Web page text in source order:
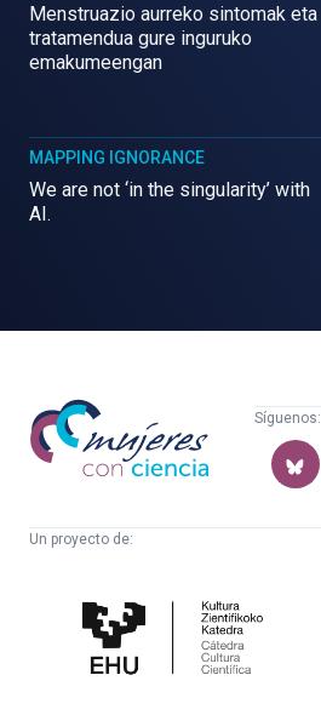
Menstruazio aurreko sintomak eta
tratamendua gure inguruko
emakumeengan
MAPPING IGNORANCE
We are not ‘in the singularity’ with
AI.
Mujeres
con
ciencia
Síguenos:
Un proyecto de:
Cultura
Científica